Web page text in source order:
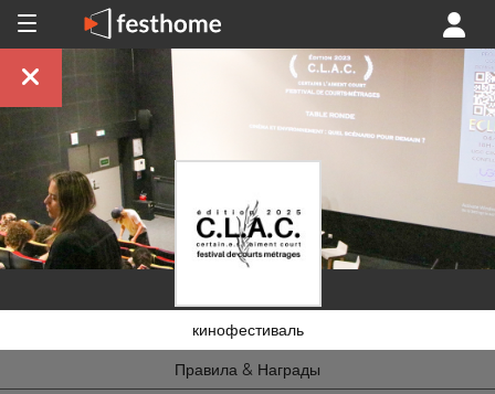
кинофестиваль
Правила & Награды